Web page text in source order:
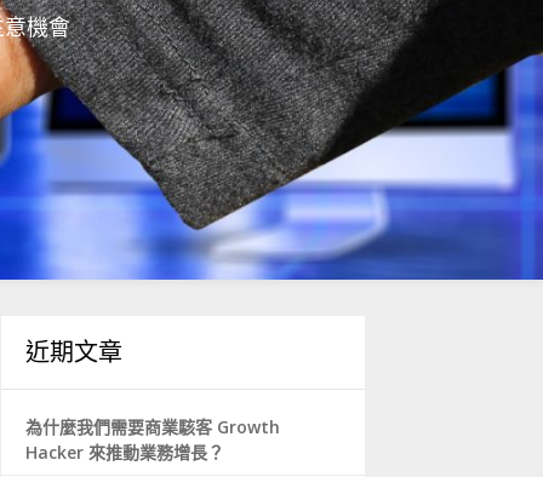
機會
近期文章
為什麼我們需要商業駭客 Growth
Hacker 來推動業務增長？